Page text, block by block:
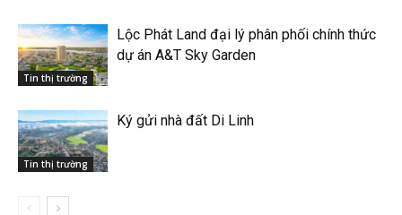
Tin thị trường
Lộc Phát Land đại lý phân phối chính thức
dự án A&T Sky Garden
Tin thị trường
Ký gửi nhà đất Di Linh